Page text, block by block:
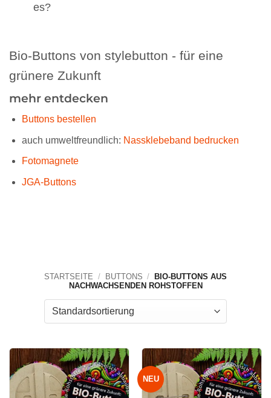
es?
Bio-Buttons von stylebutton - für eine
grünere Zukunft
mehr entdecken
Buttons bestellen
auch umweltfreundlich: Nassklebeband bedrucken
Fotomagnete
JGA-Buttons
STARTSEITE / BUTTONS / BIO-BUTTONS AUS
NACHWACHSENDEN ROHSTOFFEN
NEU